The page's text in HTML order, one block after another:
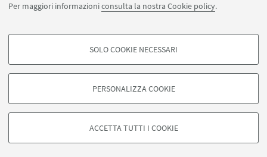
Per maggiori informazioniconsulta la nostra Cookie policy.
COOKIE DI PROFILAZIONE - FACOLTATIVI
degli utenti, creare profili in base al loro comportamento sul sito, per analisi
di marketing.
Google/Youtube Video
SOLO COOKIE NECESSARI
PERSONALIZZA COOKIE
ACCETTA TUTTI I COOKIE
Seguici su:
Privacy- Note legali -Impostazioni Cookie